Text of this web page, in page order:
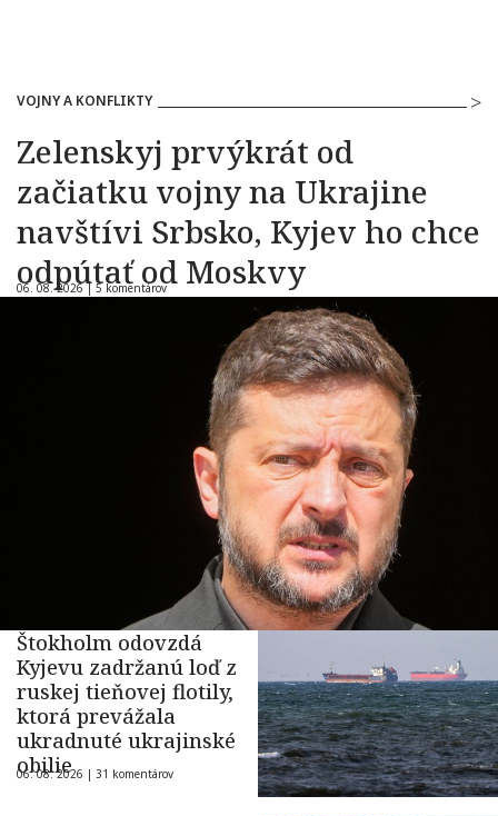
VOJNY A KONFLIKTY
Zelenskyj prvýkrát od
začiatku vojny na Ukrajine
navštívi Srbsko, Kyjev ho chce
odpútať od Moskvy
06. 08. 2026 | 5 komentárov
Štokholm odovzdá
Kyjevu zadržanú loď z
ruskej tieňovej flotily,
ktorá prevážala
ukradnuté ukrajinské
obilie
06. 08. 2026 | 31 komentárov